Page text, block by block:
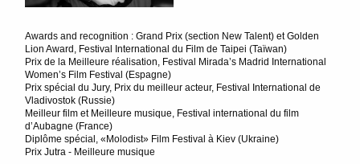
Awards and recognition : Grand Prix (section New Talent) et Golden
Lion Award, Festival International du Film de Taipei (Taïwan)
Prix de la Meilleure réalisation, Festival Mirada’s Madrid International
Women’s Film Festival (Espagne)
Prix spécial du Jury, Prix du meilleur acteur, Festival International de
Vladivostok (Russie)
Meilleur film et Meilleure musique, Festival international du film
d’Aubagne (France)
Diplôme spécial, «Molodist» Film Festival à Kiev (Ukraine)
Prix Jutra - Meilleure musique